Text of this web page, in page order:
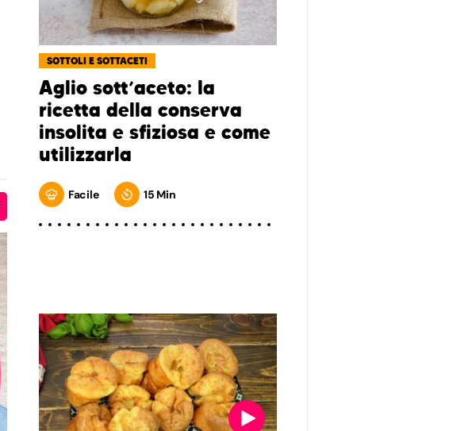
SOTTOLI E SOTTACETI
Aglio sott’aceto: la
ricetta della conserva
insolita e sfiziosa e come
utilizzarla
Facile 15 Min